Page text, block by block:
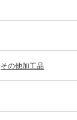
その他加工品